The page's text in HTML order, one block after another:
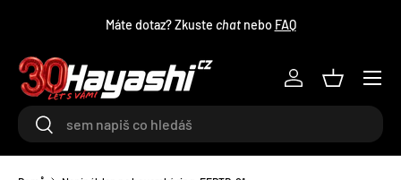
PŘEJÍT NA OBSAHMáte dotaz? Zkuste chatnebo FAQ
HledatHledat
Log inKošík
Menu